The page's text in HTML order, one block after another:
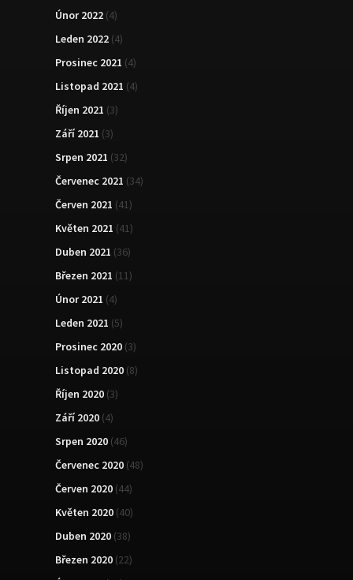
Únor 2022 (4)
Leden 2022 (4)
Prosinec 2021 (4)
Listopad 2021 (4)
Říjen 2021 (3)
Září 2021 (3)
Srpen 2021 (32)
Červenec 2021 (34)
Červen 2021 (41)
Květen 2021 (41)
Duben 2021 (36)
Březen 2021 (11)
Únor 2021 (4)
Leden 2021 (5)
Prosinec 2020 (3)
Listopad 2020 (8)
Říjen 2020 (3)
Září 2020 (4)
Srpen 2020 (46)
Červenec 2020 (48)
Červen 2020 (44)
Květen 2020 (40)
Duben 2020 (38)
Březen 2020 (22)